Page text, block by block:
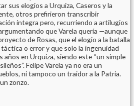
sus elogios a Urquiza, Caseros y la
otros prefirieron transcribir
íntegra pero, recurriendo a artilugios
que Varela quería —aunque
de Rosas, que el elogio a la batalla
o error y que solo la ingenuidad
en Urquiza, siendo este “un simple
Felipe Varela ya no era un
ni tampoco un traidor a la Patria.
zonzo.